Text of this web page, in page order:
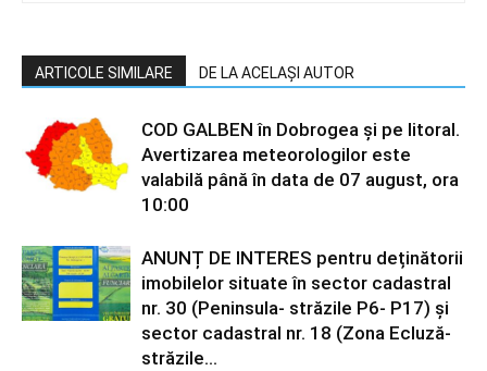
ARTICOLE SIMILARE DE LA ACELAȘI AUTOR
COD GALBEN în Dobrogea și pe litoral.
Avertizarea meteorologilor este
valabilă până în data de 07 august, ora
10:00
ANUNȚ DE INTERES pentru deținătorii
imobilelor situate în sector cadastral
nr. 30 (Peninsula- străzile P6- P17) și
sector cadastral nr. 18 (Zona Ecluză-
străzile...